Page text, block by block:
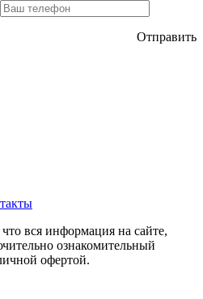
Отправить
вся информация на сайте,
ознакомительный
офертой.